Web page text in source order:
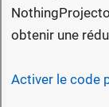
obtenir une
Activer le code